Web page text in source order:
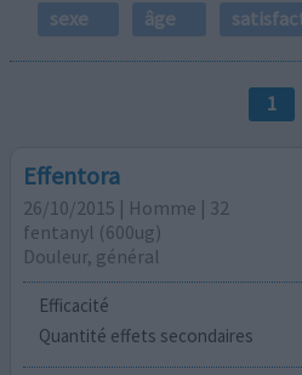
sexe
âge
1
Effentora
26/10/2015 | Homme | 32
fentanyl (600ug)
Douleur, général
Efficacité
Quantité effets secondaires